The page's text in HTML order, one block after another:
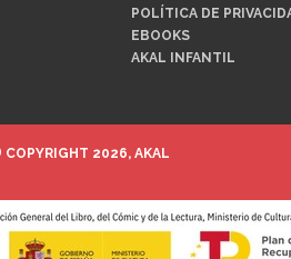
POLÍTICA DE
EBOOKS
AKAL INFANTIL
COPYRIGHT 2026, AKAL